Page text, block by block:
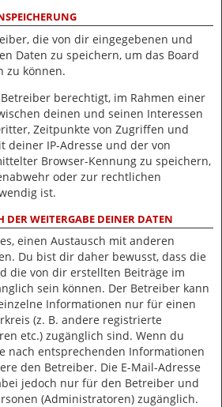
die von dir eingegebenen und
Daten zu speichern, um das Board
zu können.
berechtigt, im Rahmen einer
deinen und seinen Interessen
Zeitpunkte von Zugriffen und
deiner IP-Adresse und der von
Browser-Kennung zu speichern,
oder zur rechtlichen
ist.
DER WEITERGABE DEINER DATEN
einen Austausch mit anderen
Du bist dir daher bewusst, dass die
die von dir erstellten Beiträge im
sein können. Der Betreiber kann
Informationen nur für einen
(z. B. andere registrierte
etc.) zugänglich sind. Wenn du
nach entsprechenden Informationen
den Betreiber. Die E-Mail-Adresse
jedoch nur für den Betreiber und
(Administratoren) zugänglich.